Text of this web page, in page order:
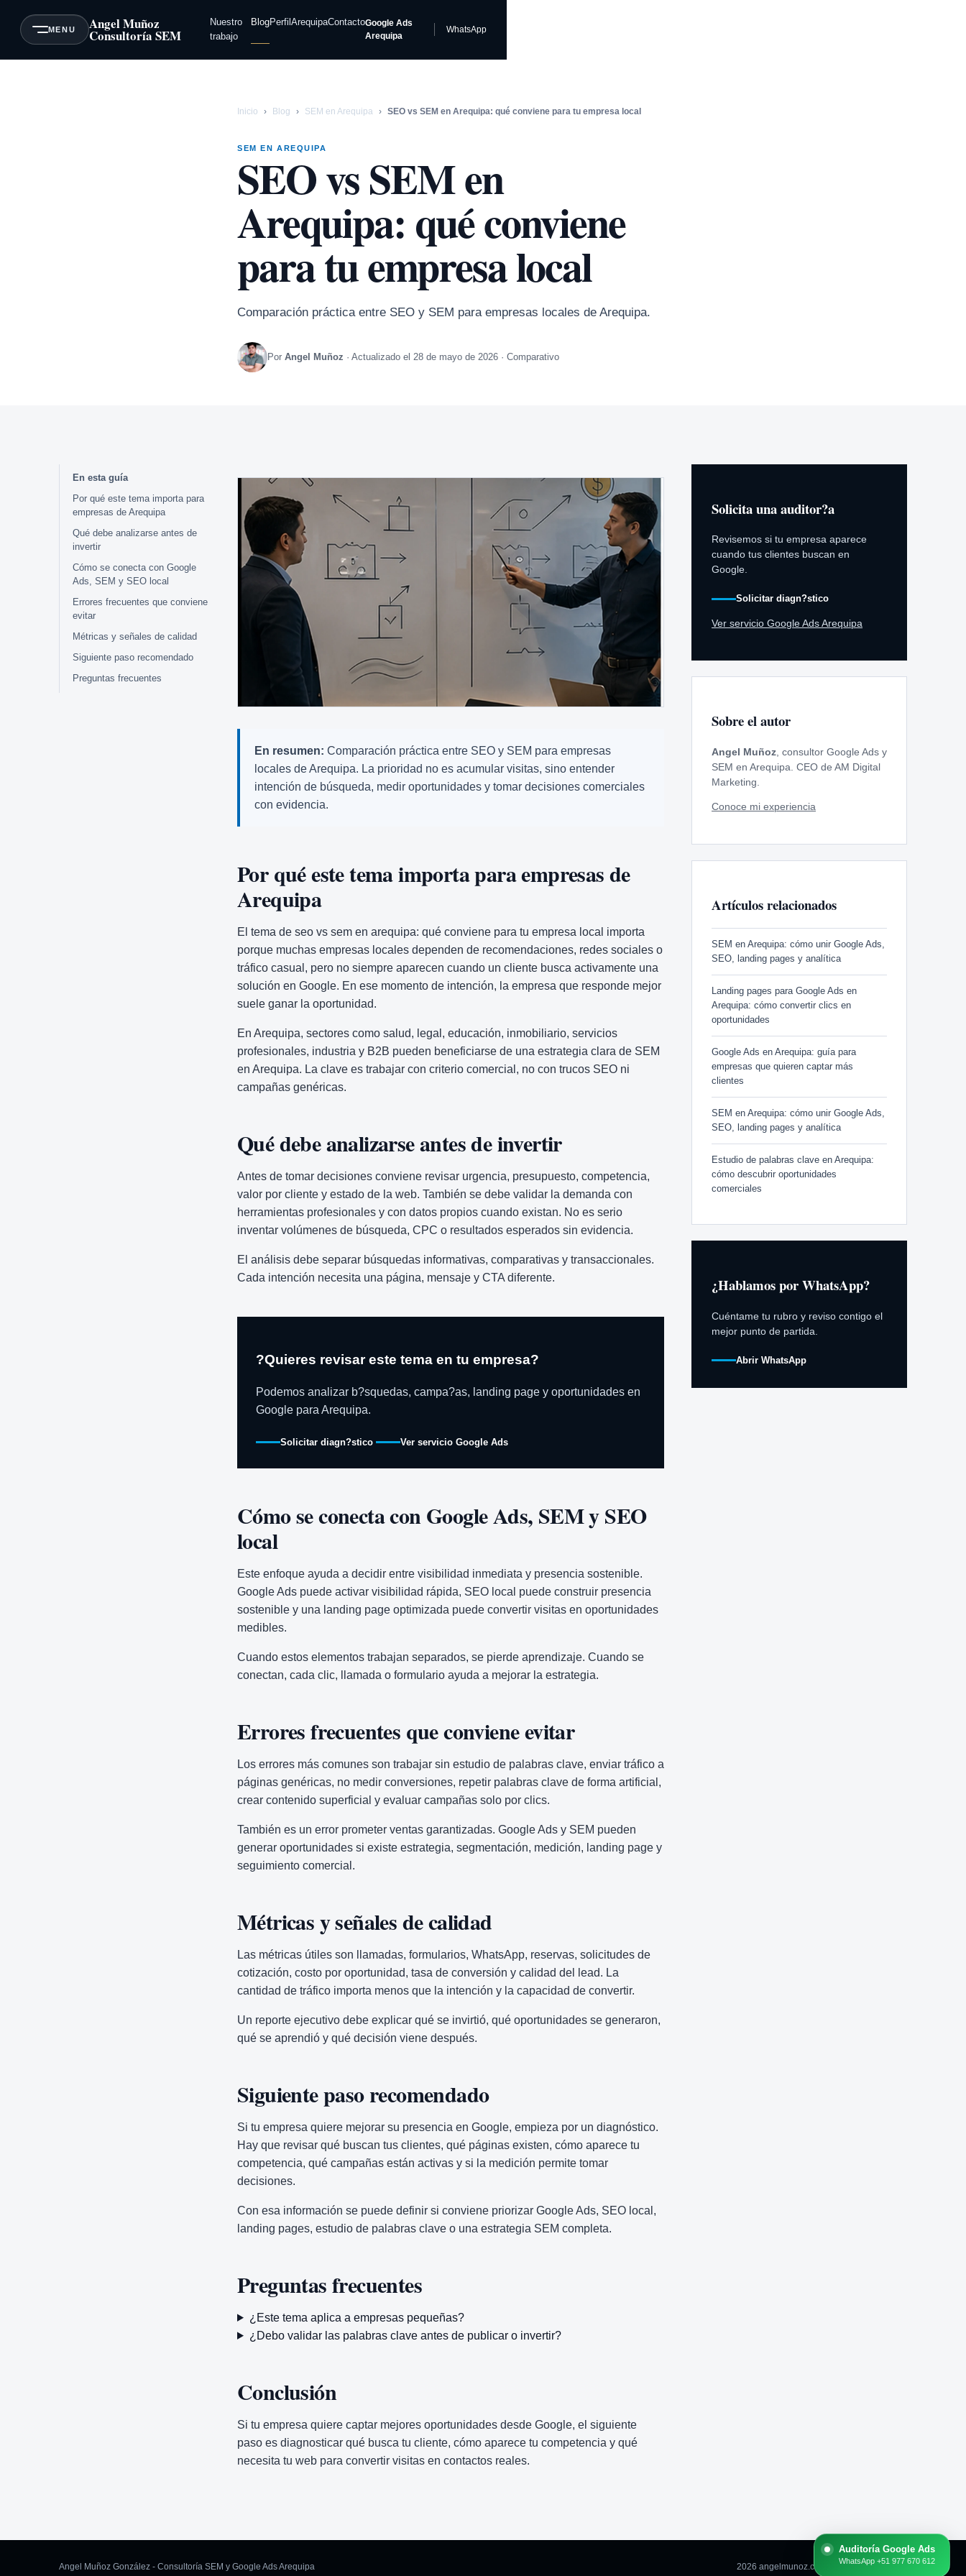
MENU Angel Muñoz
Consultoría SEM
Nuestro
trabajo
BlogPerfil ArequipaContactoGoogle Ads
Arequipa
WhatsApp
Inicio › Blog › SEM en Arequipa › SEO vs SEM en Arequipa: qué conviene para tu empresa local
SEM EN AREQUIPA
SEO vs SEM en
Arequipa: qué conviene
para tu empresa local
Comparación práctica entre SEO y SEM para empresas locales de Arequipa.
Por Angel Muñoz · Actualizado el 28 de mayo de 2026 · Comparativo
En esta guía
Por qué este tema importa para
empresas de Arequipa
Qué debe analizarse antes de
invertir
Cómo se conecta con Google
Ads, SEM y SEO local
Errores frecuentes que conviene
evitar
Métricas y señales de calidad
Siguiente paso recomendado
Preguntas frecuentes
En resumen: Comparación práctica entre SEO y SEM para empresas
locales de Arequipa. La prioridad no es acumular visitas, sino entender
intención de búsqueda, medir oportunidades y tomar decisiones comerciales
con evidencia.
Por qué este tema importa para empresas de
Arequipa
El tema de seo vs sem en arequipa: qué conviene para tu empresa local importa
porque muchas empresas locales dependen de recomendaciones, redes sociales o
tráfico casual, pero no siempre aparecen cuando un cliente busca activamente una
solución en Google. En ese momento de intención, la empresa que responde mejor
suele ganar la oportunidad.
En Arequipa, sectores como salud, legal, educación, inmobiliario, servicios
profesionales, industria y B2B pueden beneficiarse de una estrategia clara de SEM
en Arequipa. La clave es trabajar con criterio comercial, no con trucos SEO ni
campañas genéricas.
Qué debe analizarse antes de invertir
Antes de tomar decisiones conviene revisar urgencia, presupuesto, competencia,
valor por cliente y estado de la web. También se debe validar la demanda con
herramientas profesionales y con datos propios cuando existan. No es serio
inventar volúmenes de búsqueda, CPC o resultados esperados sin evidencia.
El análisis debe separar búsquedas informativas, comparativas y transaccionales.
Cada intención necesita una página, mensaje y CTA diferente.
?Quieres revisar este tema en tu empresa?
Podemos analizar b?squedas, campa?as, landing page y oportunidades en
Google para Arequipa.
Solicitar diagn?stico Ver servicio Google Ads
Cómo se conecta con Google Ads, SEM y SEO
local
Este enfoque ayuda a decidir entre visibilidad inmediata y presencia sostenible.
Google Ads puede activar visibilidad rápida, SEO local puede construir presencia
sostenible y una landing page optimizada puede convertir visitas en oportunidades
medibles.
Cuando estos elementos trabajan separados, se pierde aprendizaje. Cuando se
conectan, cada clic, llamada o formulario ayuda a mejorar la estrategia.
Errores frecuentes que conviene evitar
Los errores más comunes son trabajar sin estudio de palabras clave, enviar tráfico a
páginas genéricas, no medir conversiones, repetir palabras clave de forma artificial,
crear contenido superficial y evaluar campañas solo por clics.
También es un error prometer ventas garantizadas. Google Ads y SEM pueden
generar oportunidades si existe estrategia, segmentación, medición, landing page y
seguimiento comercial.
Métricas y señales de calidad
Las métricas útiles son llamadas, formularios, WhatsApp, reservas, solicitudes de
cotización, costo por oportunidad, tasa de conversión y calidad del lead. La
cantidad de tráfico importa menos que la intención y la capacidad de convertir.
Un reporte ejecutivo debe explicar qué se invirtió, qué oportunidades se generaron,
qué se aprendió y qué decisión viene después.
Siguiente paso recomendado
Si tu empresa quiere mejorar su presencia en Google, empieza por un diagnóstico.
Hay que revisar qué buscan tus clientes, qué páginas existen, cómo aparece tu
competencia, qué campañas están activas y si la medición permite tomar
decisiones.
Con esa información se puede definir si conviene priorizar Google Ads, SEO local,
landing pages, estudio de palabras clave o una estrategia SEM completa.
Preguntas frecuentes
¿Este tema aplica a empresas pequeñas?
¿Debo validar las palabras clave antes de publicar o invertir?
Conclusión
Si tu empresa quiere captar mejores oportunidades desde Google, el siguiente
paso es diagnosticar qué busca tu cliente, cómo aparece tu competencia y qué
necesita tu web para convertir visitas en contactos reales.
Solicita una auditor?a
Revisemos si tu empresa aparece
cuando tus clientes buscan en
Google.
Solicitar diagn?stico
Ver servicio Google Ads Arequipa
Sobre el autor
Angel Muñoz , consultor Google Ads y
SEM en Arequipa. CEO de AM Digital
Marketing.
Conoce mi experiencia
Artículos relacionados
SEM en Arequipa: cómo unir Google Ads,
SEO, landing pages y analítica
Landing pages para Google Ads en
Arequipa: cómo convertir clics en
oportunidades
Google Ads en Arequipa: guía para
empresas que quieren captar más
clientes
SEM en Arequipa: cómo unir Google Ads,
SEO, landing pages y analítica
Estudio de palabras clave en Arequipa:
cómo descubrir oportunidades
comerciales
¿Hablamos por WhatsApp?
Cuéntame tu rubro y reviso contigo el
mejor punto de partida.
Abrir WhatsApp
Auditoría Google Ads
WhatsApp +51 977 670 612
Angel Muñoz González - Consultoría SEM y Google Ads Arequipa 2026 angelmunoz.com.pe -Blog -Skillshop